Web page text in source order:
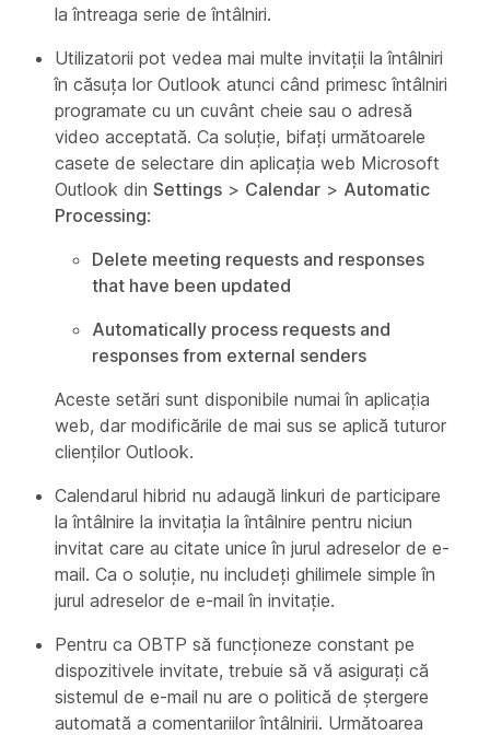
la întreaga serie de întâlniri.
Utilizatorii pot vedea mai multe invitații la întâlniri
în căsuța lor Outlook atunci când primesc întâlniri
programate cu un cuvânt cheie sau o adresă
video acceptată. Ca soluție, bifați următoarele
casete de selectare din aplicația web Microsoft
Outlook din Settings > Calendar > Automatic
Processing:
Delete meeting requests and responses
that have been updated
Automatically process requests and
responses from external senders
Aceste setări sunt disponibile numai în aplicația
web, dar modificările de mai sus se aplică tuturor
clienților Outlook.
Calendarul hibrid nu adaugă linkuri de participare
la întâlnire la invitația la întâlnire pentru niciun
invitat care au citate unice în jurul adreselor de e-
mail. Ca o soluție, nu includeți ghilimele simple în
jurul adreselor de e-mail în invitație.
Pentru ca OBTP să funcționeze constant pe
dispozitivele invitate, trebuie să vă asigurați că
sistemul de e-mail nu are o politică de ștergere
automată a comentariilor întâlnirii. Următoarea